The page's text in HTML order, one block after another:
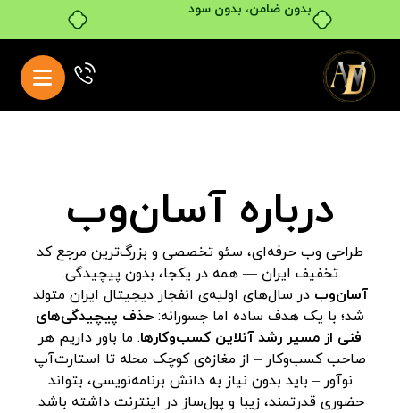
بدون ضامن، بدون سود
درباره آسان‌وب
طراحی وب حرفه‌ای، سئو تخصصی و بزرگ‌ترین مرجع کد
تخفیف ایران — همه در یکجا، بدون پیچیدگی.
آسان‌وب در سال‌های اولیه‌ی انفجار دیجیتال ایران متولد
شد؛ با یک هدف ساده اما جسورانه: حذف پیچیدگی‌های
فنی از مسیر رشد آنلاین کسب‌وکارها. ما باور داریم هر
صاحب کسب‌وکار – از مغازه‌ی کوچک محله تا استارت‌آپ
نوآور – باید بدون نیاز به دانش برنامه‌نویسی، بتواند
حضوری قدرتمند، زیبا و پول‌ساز در اینترنت داشته باشد.